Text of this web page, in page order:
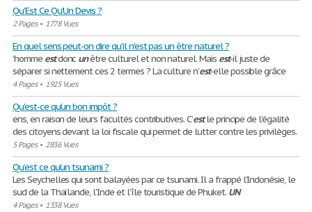
Qu'Est Ce Qu'Un Devis ?
2 Pages• 1778 Vues
En quel sens peut-on dire qu'il n'est pas un être naturel ?
’homme estdonc unêtre culturel et non naturel. Mais est-il juste de
séparer si nettement ces 2 termes ? La culture n’est-elle possible grâce
4 Pages• 1925 Vues
Qu'est-ce qu'un bon impôt ?
ens, en raison de leurs facultés contributives. C’estle principe de l’égalité
des citoyens devant la loi fiscale qui permet de lutter contre les privilèges.
5 Pages• 2836 Vues
Qu’est ce qu’un tsunami ?
Les Seychelles qui sont balayées par ce tsunami. Il a frappé l’Indonésie, le
sud de la Thaïlande, l’Inde et l’île touristique de Phuket. UN
4 Pages• 1338 Vues